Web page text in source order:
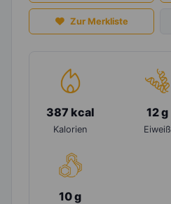
Zur Merkliste
387 kcal
Kalorien
12 g
Eiweiß
10 g